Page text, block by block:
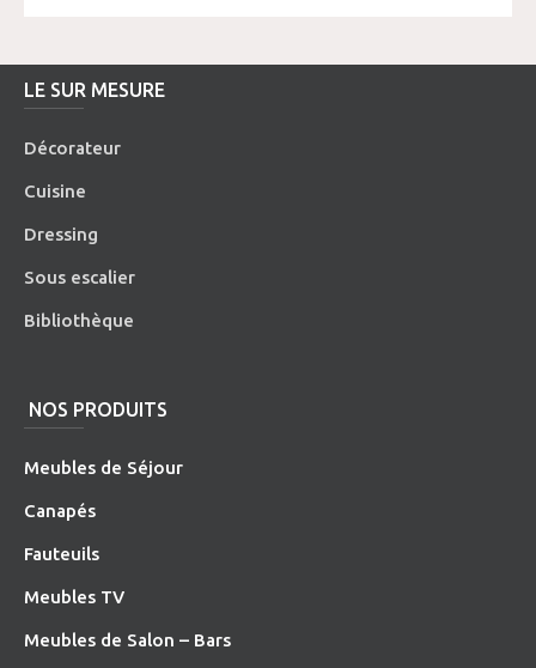
LE SUR MESURE
Décorateur
Cuisine
Dressing
Sous escalier
Bibliothèque
NOS PRODUITS
Meubles de Séjour
Canapés
Fauteuils
Meubles TV
Meubles de Salon – Bars